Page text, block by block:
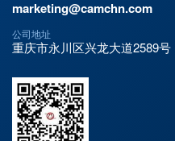
marketing@camchn.com
公司地址
重庆市永川区兴龙大道2589号